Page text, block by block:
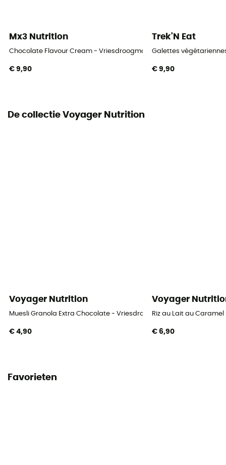
Mx3 Nutrition
Chocolate Flavour Cream - Vriesdroogmaaltijd
€ 9,90
Trek'N Eat
Galettes
€ 9,90
De collectie Voyager Nutrition
Voyager Nutrition
Muesli Granola Extra Chocolate - Vriesdroogmaaltijd
€ 4,90
Voyager
Riz au Lait au
€ 6,90
Favorieten